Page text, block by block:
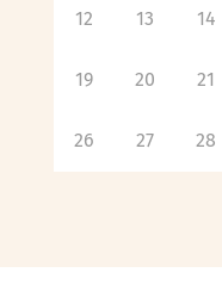
12 13 14
19 20 21
26 27 28